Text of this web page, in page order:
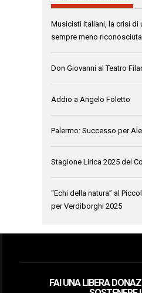
Musicisti italiani, la crisi di
sempre meno riconosciuta
Don Giovanni al Teatro
Addio a Angelo Foletto
Palermo: Successo per
Stagione Lirica 2025 del
“Echi della natura” al
per Verdiborghi 2025
FAI UNA LIBERA